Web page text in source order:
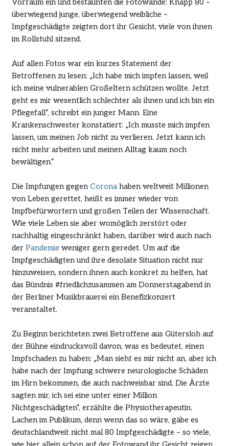
überwiegend junge, überwiegend weibliche –
Impfgeschädigte zeigten dort ihr Gesicht, viele von ihnen
im Rollstuhl sitzend.
Auf allen Fotos war ein kurzes Statement der
Betroffenen zu lesen: „Ich habe mich impfen lassen, weil
ich meine vulnerablen Großeltern schützen wollte. Jetzt
geht es mir wesentlich schlechter als ihnen und ich bin ein
Pflegefall“, schreibt ein junger Mann. Eine
Krankenschwester konstatiert: „Ich musste mich impfen
lassen, um meinen Job nicht zu verlieren. Jetzt kann ich
nicht mehr arbeiten und meinen Alltag kaum noch
bewältigen.“
Die Impfungen gegenCorona haben weltweit Millionen
von Leben gerettet, heißt es immer wieder von
Impfbefürwortern und großen Teilen der Wissenschaft.
Wie viele Leben sie aber womöglich zerstört oder
nachhaltig eingeschränkt haben, darüber wird auch nach
derPandemie weniger gern geredet. Um auf die
Impfgeschädigten und ihre desolate Situation nicht nur
hinzuweisen, sondern ihnen auch konkret zu helfen, hat
das Bündnis #friedlichzusammen am Donnerstagabend in
der Berliner Musikbrauerei ein Benefizkonzert
veranstaltet.
Zu Beginn berichteten zwei Betroffene aus Gütersloh auf
der Bühne eindrucksvoll davon, was es bedeutet, einen
Impfschaden zu haben: „Man sieht es mir nicht an, aber ich
habe nach der Impfung schwere neurologische Schäden
im Hirn bekommen, die auch nachweisbar sind. Die Ärzte
sagten mir, ich sei eine unter einer Million
Nichtgeschädigten“, erzählte die Physiotherapeutin.
Lachen im Publikum, denn wenn das so wäre, gäbe es
deutschlandweit nicht mal 80 Impfgeschädigte – so viele,